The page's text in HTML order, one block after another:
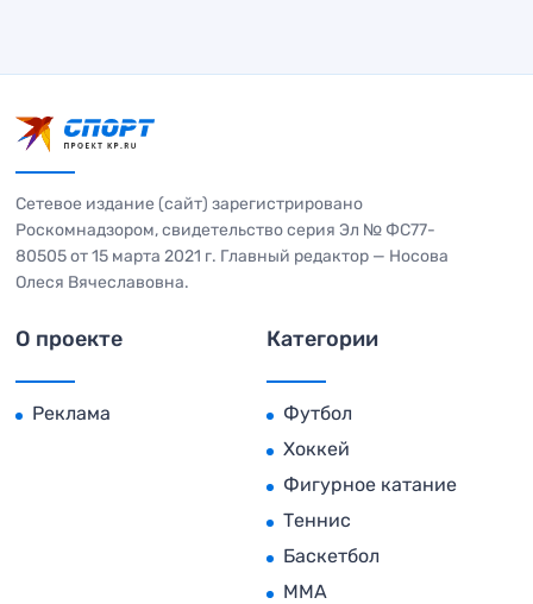
Сетевое издание (сайт) зарегистрировано
Роскомнадзором, свидетельство серия Эл № ФС77-
80505 от 15 марта 2021 г. Главный редактор — Носова
Олеся Вячеславовна.
О проекте
Реклама
Категории
Футбол
Хоккей
Фигурное катание
Теннис
Баскетбол
MMA